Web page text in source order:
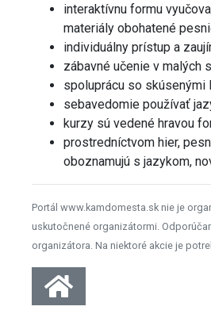
interaktívnu formu
materiály obohatené
individuálny prístup a
zábavné učenie v malých
spoluprácu so
sebavedomie používať
kurzy sú vedené hravou
prostredníctvom hier,
oboznamujú s jazykom,
Portál www.kamdomesta.sk nie je
uskutočnené organizátormi.
organizátora. Na niektoré akcie je